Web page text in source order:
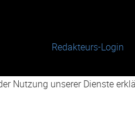
Redakteurs-Login
Nutzung unserer Dienste